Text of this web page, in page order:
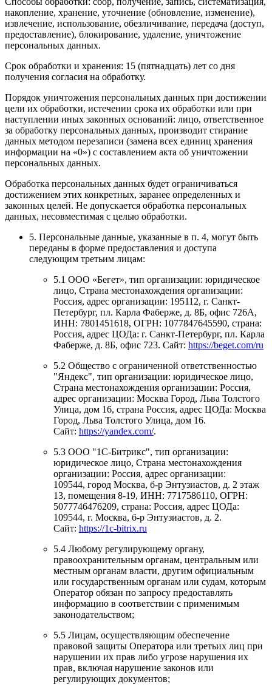
накопление, хранение, уточнение (обновление, изменение),
извлечение, использование, обезличивание, передача (доступ,
предоставление), блокирование, удаление, уничтожение
персональных данных.
Срок обработки и хранения: 15 (пятнадцать) лет со дня
получения согласия на обработку.
Порядок уничтожения персональных данных при достижении
цели их обработки, истечении срока их обработки или при
наступлении иных законных оснований: лицо, ответственное
за обработку персональных данных, производит стирание
данных методом перезаписи (замена всех единиц хранения
информации на «0») с составлением акта об уничтожении
персональных данных.
Обработка персональных данных будет ограничиваться
достижением этих конкретных, заранее определенных и
законных целей. Не допускается обработка персональных
данных, несовместимая с целью обработки.
5. Персональные данные, указанные в п. 4, могут быть
переданы в форме предоставления и доступа
следующим третьим лицам:
5.1 ООО «Бегет», тип организации: юридическое
лицо, Страна местонахождения организации:
Россия, адрес организации: 195112, г. Санкт-
Петербург, пл. Карла Фаберже, д. 8Б, офис 726А,
ИНН: 7801451618, ОГРН: 1077847645590, cтрана:
Россия, адрес ЦОДа: г. Санкт-Петербург, пл. Карла
Фаберже, д. 8Б, офис 723. Сайт: https://beget.com/ru
5.2 Общество с ограниченной ответственностью
"Яндекс", тип организации: юридическое лицо,
Страна местонахождения организации: Россия,
адрес организации: Москва Город, Льва Толстого
Улица, дом 16, страна Россия, адрес ЦОДа: Москва
Город, Льва Толстого Улица, дом 16.
Сайт: https://yandex.com/.
5.3 ООО "1С-Битрикс", тип организации:
юридическое лицо, Страна местонахождения
организации: Россия, адрес организации:
109544, город Москва, б-р Энтузиастов, д. 2 этаж
13, помещения 8-19, ИНН: 7717586110, ОГРН:
5077746476209, страна: Россия, адрес ЦОДа:
109544, г. Москва, б-р Энтузиастов, д. 2.
Сайт: https://1c-bitrix.ru
5.4 Любому регулирующему органу,
правоохранительным органам, центральным или
местным органам власти, другим официальным
или государственным органам или судам, которым
Оператор обязан по запросу предоставлять
информацию в соответствии с применимым
законодательством;
5.5 Лицам, осуществляющим обеспечение
правовой защиты Оператора или третьих лиц при
нарушении их прав либо угрозе нарушения их
прав, включая нарушение законов или
регулирующих документов;